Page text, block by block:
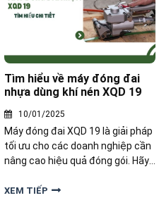
Tìm hiểu về máy đóng đai
nhựa dùng khí nén XQD 19
10/01/2025
Máy đóng đai XQD 19 là giải pháp
tối ưu cho các doanh nghiệp cần
nâng cao hiệu quả đóng gói. Hãy
nhựa dùng khí nén XQD 19 trong
XEM TIẾP